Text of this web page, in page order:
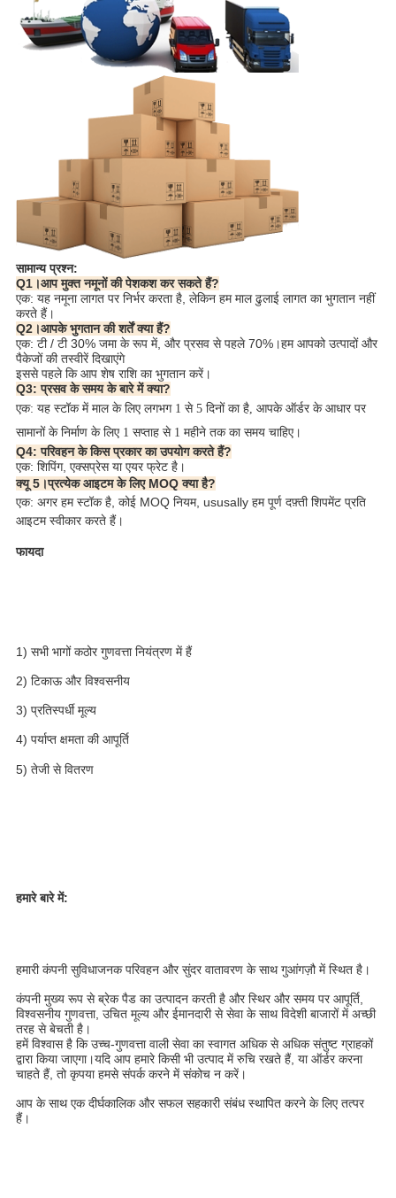
सामान्य प्रश्न:
Q1।आप मुक्त नमूनों की पेशकश कर सकते हैं?
एक: यह नमूना लागत पर निर्भर करता है, लेकिन हम माल ढुलाई लागत का भुगतान नहीं
करते हैं।
Q2।आपके भुगतान की शर्तें क्या हैं?
एक: टी / टी 30% जमा के रूप में, और प्रसव से पहले 70%।हम आपको उत्पादों और
पैकेजों की तस्वीरें दिखाएंगे
इससे पहले कि आप शेष राशि का भुगतान करें।
Q3: प्रसव के समय के बारे में क्या?
एक: यह स्टॉक में माल के लिए लगभग 1 से 5 दिनों का है, आपके ऑर्डर के आधार पर
सामानों के निर्माण के लिए 1 सप्ताह से 1 महीने तक का समय चाहिए।
Q4: परिवहन के किस प्रकार का उपयोग करते हैं?
एक: शिपिंग, एक्सप्रेस या एयर फ्रेट है।
क्यू 5।प्रत्येक आइटम के लिए MOQ क्या है?
एक: अगर हम स्टॉक है, कोई MOQ नियम, ususally हम पूर्ण दफ़्ती शिपमेंट प्रति
आइटम स्वीकार करते हैं।
फायदा
1) सभी भागों कठोर गुणवत्ता नियंत्रण में हैं
2) टिकाऊ और विश्वसनीय
3) प्रतिस्पर्धी मूल्य
4) पर्याप्त क्षमता की आपूर्ति
5) तेजी से वितरण
हमारे बारे में:
हमारी कंपनी सुविधाजनक परिवहन और सुंदर वातावरण के साथ गुआंगज़ौ में स्थित है।
कंपनी मुख्य रूप से ब्रेक पैड का उत्पादन करती है और स्थिर और समय पर आपूर्ति,
विश्वसनीय गुणवत्ता, उचित मूल्य और ईमानदारी से सेवा के साथ विदेशी बाजारों में अच्छी
तरह से बेचती है।
हमें विश्वास है कि उच्च-गुणवत्ता वाली सेवा का स्वागत अधिक से अधिक संतुष्ट ग्राहकों
द्वारा किया जाएगा।यदि आप हमारे किसी भी उत्पाद में रुचि रखते हैं, या ऑर्डर करना
चाहते हैं, तो कृपया हमसे संपर्क करने में संकोच न करें।
आप के साथ एक दीर्घकालिक और सफल सहकारी संबंध स्थापित करने के लिए तत्पर
हैं।